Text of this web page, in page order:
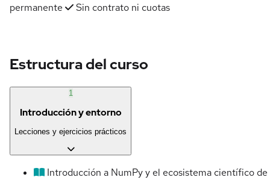
permanente
Sin contrato ni cuotas
Estructura del curso
1
Introducción y entorno
Lecciones y ejercicios prácticos
Introducción a NumPy y el ecosistema científico de